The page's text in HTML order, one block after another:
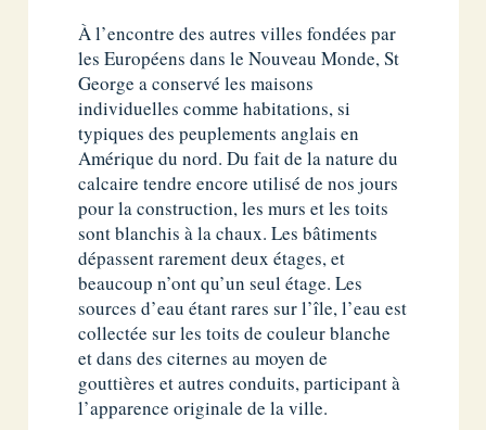
À l’encontre des autres villes fondées par
les Européens dans le Nouveau Monde, St
George a conservé les maisons
individuelles comme habitations, si
typiques des peuplements anglais en
Amérique du nord. Du fait de la nature du
calcaire tendre encore utilisé de nos jours
pour la construction, les murs et les toits
sont blanchis à la chaux. Les bâtiments
dépassent rarement deux étages, et
beaucoup n’ont qu’un seul étage. Les
sources d’eau étant rares sur l’île, l’eau est
collectée sur les toits de couleur blanche
et dans des citernes au moyen de
gouttières et autres conduits, participant à
l’apparence originale de la ville.